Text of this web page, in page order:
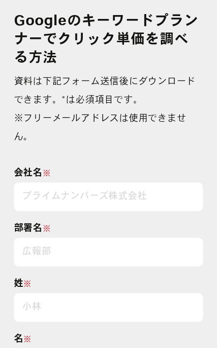
Googleのキーワードプラン
ナーでクリック単価を調べ
る方法
資料は下記フォーム送信後にダウンロード
できます。*は必須項目です。
※フリーメールアドレスは使用できませ
ん。
※
会社名
※
部署名
※
姓
※
名